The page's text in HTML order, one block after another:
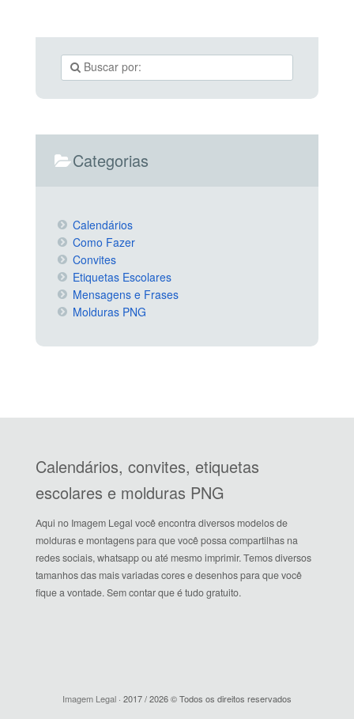
Categorias
Calendários
Como Fazer
Convites
Etiquetas Escolares
Mensagens e Frases
Molduras PNG
Calendários, convites, etiquetas
escolares e molduras PNG
Aqui no Imagem Legal você encontra diversos modelos de
molduras e montagens para que você possa compartilhas na
redes sociais, whatsapp ou até mesmo imprimir. Temos diversos
tamanhos das mais variadas cores e desenhos para que você
fique a vontade. Sem contar que é tudo gratuito.
Imagem Legal · 2017 / 2026 © Todos os direitos reservados